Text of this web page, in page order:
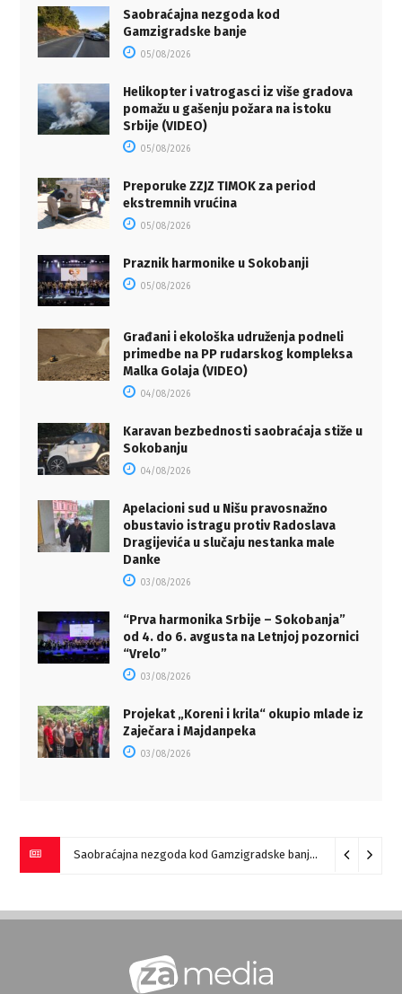
Saobraćajna nezgoda kod
Gamzigradske banje
05/08/2026
Helikopter i vatrogasci iz više gradova
pomažu u gašenju požara na istoku
Srbije (VIDEO)
05/08/2026
Preporuke ZZJZ TIMOK za period
ekstremnih vrućina
05/08/2026
Praznik harmonike u Sokobanji
05/08/2026
Građani i ekološka udruženja podneli
primedbe na PP rudarskog kompleksa
Malka Golaja (VIDEO)
04/08/2026
Karavan bezbednosti saobraćaja stiže u
Sokobanju
04/08/2026
Apelacioni sud u Nišu pravosnažno
obustavio istragu protiv Radoslava
Dragijevića u slučaju nestanka male
Danke
03/08/2026
“Prva harmonika Srbije – Sokobanja”
od 4. do 6. avgusta na Letnjoj pozornici
“Vrelo”
03/08/2026
Projekat „Koreni i krila“ okupio mlade iz
Zaječara i Majdanpeka
03/08/2026
Saobraćajna nezgoda kod Gamzigradske banje 05/08/2026